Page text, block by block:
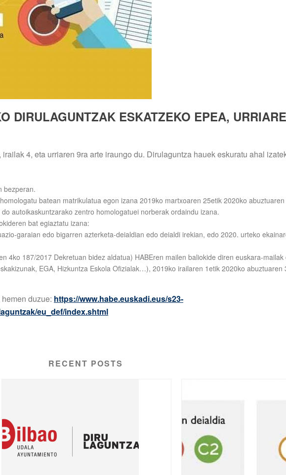
DIRULAGUNTZAK ESKATZEKO EPEA,
4, eta urriaren 9ra arte iraungo du. Dirulaguntza hauek eskuratu ahal
bezperan.
batean matrikulatua egon izana 2019ko martxoaren 25etik 2020ko
autoikaskuntzarako zentro homologatuei norberak ordaindu izana.
bat egiaztatu izana:
garaian edo bigarren azterketa-deialdian edo deialdi irekian, edo 2020. urteko
4ko 187/2017 Dekretuan bidez aldatua) HABEren mailen baliokide diren euskara-mailak
EGA, Hizkuntza Eskola Ofizialak…), 2019ko irailaren 1etik 2020ko abuztuaren
duzue: https://www.habe.euskadi.eus/s23-
eu_def/index.shtml
RECENT POSTS